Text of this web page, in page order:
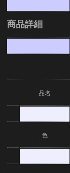
商品詳細
品名
色